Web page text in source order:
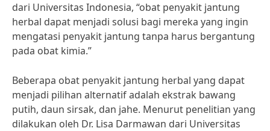
dari Universitas Indonesia, “obat penyakit jantung
herbal dapat menjadi solusi bagi mereka yang ingin
mengatasi penyakit jantung tanpa harus bergantung
pada obat kimia.”
Beberapa obat penyakit jantung herbal yang dapat
menjadi pilihan alternatif adalah ekstrak bawang
putih, daun sirsak, dan jahe. Menurut penelitian yang
dilakukan oleh Dr. Lisa Darmawan dari Universitas